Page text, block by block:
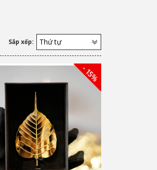
Sắp xếp: Thứ tự
- 15%